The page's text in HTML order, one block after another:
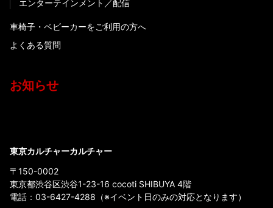
エンターテインメント
配信
車椅子・ベビーカーをご利用の方へ
よくある質問
お知らせ
東京カルチャーカルチャー
〒150-0002
東京都渋谷区渋谷1-23-16 cocoti SHIBUYA 4階
電話： 03-6427-4288 （※イベント日のみの対応となります）